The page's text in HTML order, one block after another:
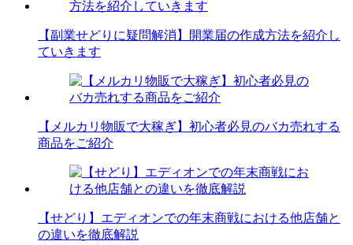
【副業せどりに疑問解消】開業届の作成方法を紹介し
ていきます
【メルカリ物販で大稼ぎ】初心者必見のバカ売れする
商品をご紹介
【せどり】エディオンでの年末商戦における他店舗と
の違いを徹底解説